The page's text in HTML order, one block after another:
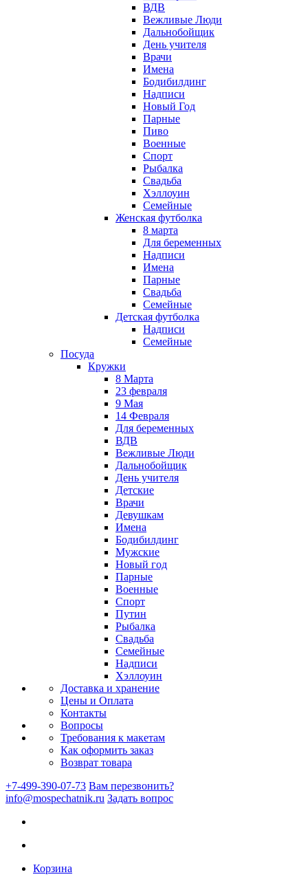
ВДВ
Вежливые Люди
Дальнобойщик
День учителя
Врачи
Имена
Бодибилдинг
Надписи
Новый Год
Парные
Пиво
Военные
Спорт
Рыбалка
Свадьба
Хэллоуин
Семейные
Женская футболка
8 марта
Для беременных
Надписи
Имена
Парные
Свадьба
Семейные
Детская футболка
Надписи
Семейные
Посуда
Кружки
8 Марта
23 февраля
9 Мая
14 Февраля
Для беременных
ВДВ
Вежливые Люди
Дальнобойщик
День учителя
Детские
Врачи
Девушкам
Имена
Бодибилдинг
Мужские
Новый год
Парные
Военные
Спорт
Путин
Рыбалка
Свадьба
Семейные
Надписи
Хэллоуин
Доставка и хранение
Цены и Оплата
Контакты
Вопросы
Требования к макетам
Как оформить заказ
Возврат товара
+7-499-390-07-73 Вам перезвонить?
info@mospechatnik.ru Задать вопрос
Корзина